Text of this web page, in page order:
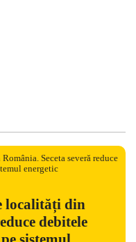
localități din
debitele